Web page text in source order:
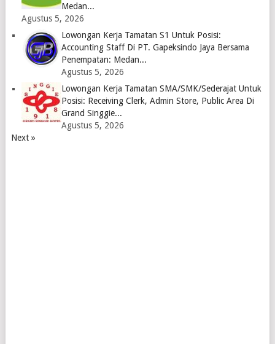
Medan...
Agustus 5, 2026
Lowongan Kerja Tamatan S1 Untuk Posisi:
Accounting Staff Di PT. Gapeksindo Jaya Bersama
Penempatan: Medan...
Agustus 5, 2026
Lowongan Kerja Tamatan SMA/SMK/Sederajat Untuk
Posisi: Receiving Clerk, Admin Store, Public Area Di
Grand Singgie...
Agustus 5, 2026
Next »